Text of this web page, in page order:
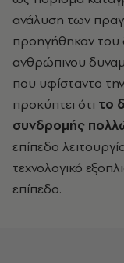
ανάλυση των
προηγήθηκαν του
ανθρώπινου
που υφίσταντο
προκύπτει ότι το
συνδρομής
επίπεδο
τεχνολογικό
επίπεδο.